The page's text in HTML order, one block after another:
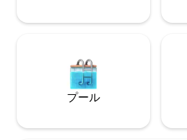
プール